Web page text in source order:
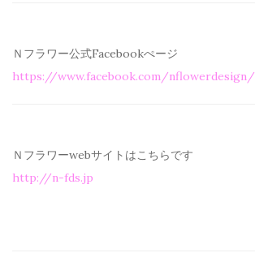
Ｎフラワー公式Facebookぺージ
https://www.facebook.com/nflowerdesign/
Ｎフラワーwebサイトはこちらです
http://n-fds.jp